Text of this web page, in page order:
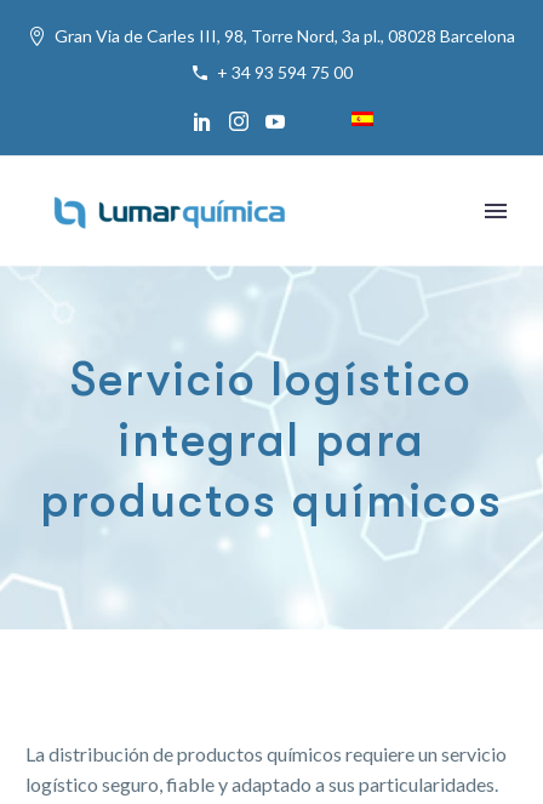
Gran Via de Carles III, 98, Torre Nord, 3a pl., 08028 Barcelona
+ 34 93 594 75 00
Servicio logístico
integral para
productos químicos
La distribución de productos químicos requiere un servicio
logístico seguro, fiable y adaptado a sus particularidades.